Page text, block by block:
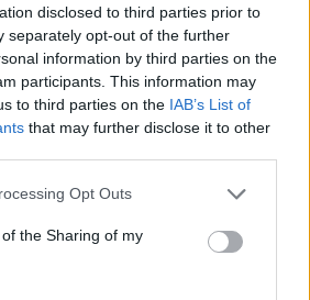
disclosed to third parties prior to
separately opt-out of the further
information by third parties on the
participants. This information may
to third parties on the IAB’s List of
that may further disclose it to other
Opt Outs
the Sharing of my
EGYÉB MŰTÁRGY